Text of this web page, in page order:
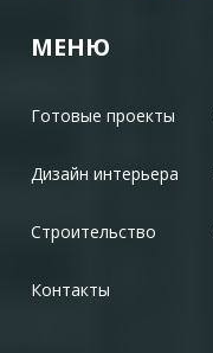
МЕНЮ
Готовые проекты
Дизайн интерьера
Строительство
Контакты